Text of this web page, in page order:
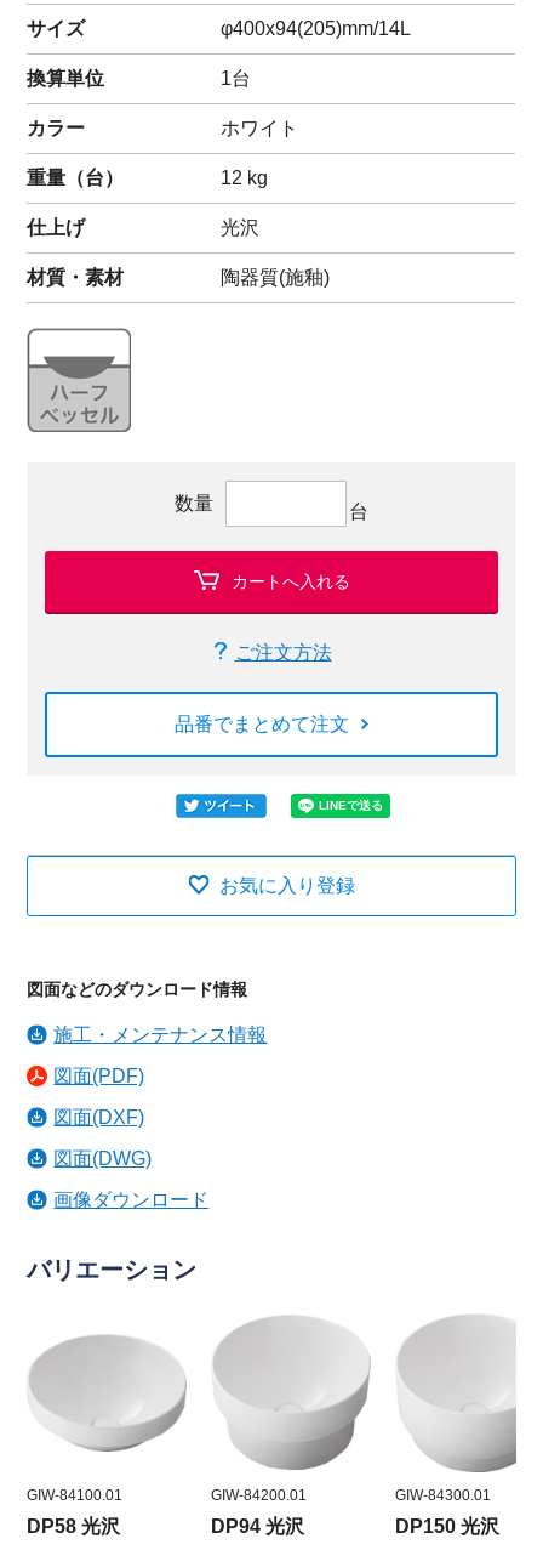
サイズ φ400x94(205)mm/14L
換算単位 1台
カラー ホワイト
重量（台） 12 kg
仕上げ 光沢
材質・素材 陶器質(施釉)
数量 台
カートへ入れる
ご注文方法
品番でまとめて注文
お気に入り登録
図面などのダウンロード情報
施工・メンテナンス情報
図面(PDF)
図面(DXF)
図面(DWG)
画像ダウンロード
バリエーション
GIW-84100.01
DP58 光沢
GIW-84200.01
DP94 光沢
GIW-84300.01
DP150 光沢